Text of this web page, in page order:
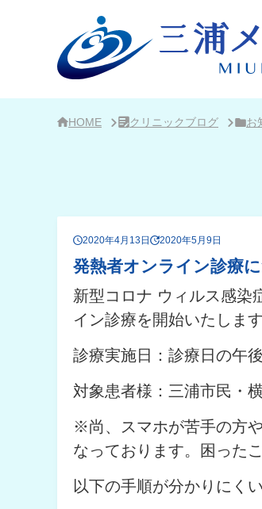
ッ
HOME クリニックブログ お
2020年4月13日 2020年5月9日
発熱者オンライン診療
新型コロナ ウィルス感染
イン診療を開始いたします
診療実施日：診療日の午
対象患者様：三浦市民・
※尚、スマホが苦手の方
なっております。困った
以下の手順が分かりにく